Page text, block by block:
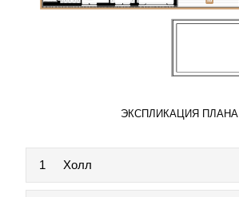
ЭКСПЛИКАЦИЯ ПЛАНА
1 Холл